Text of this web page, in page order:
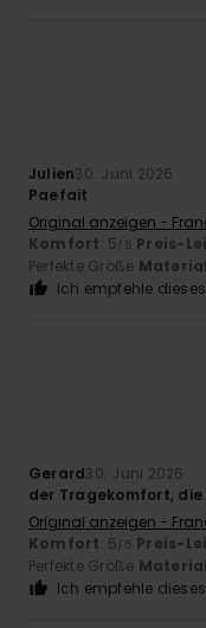
Julien30. Juni 2026
Paefait
Original anzeigen -
Komfort: 5/5 Preis-
Perfekte Größe Material
Ich empfehle
Gerard30. Juni 2026
der Tragekomfort, die
Original anzeigen -
Komfort: 5/5 Preis-
Perfekte Größe Material
Ich empfehle